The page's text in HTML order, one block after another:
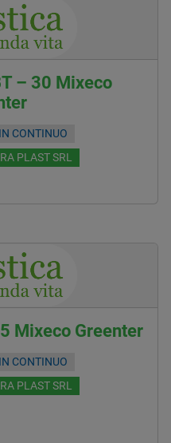
– 30 Mixeco
CONTINUO
PLAST SRL
Mixeco Greenter
CONTINUO
PLAST SRL